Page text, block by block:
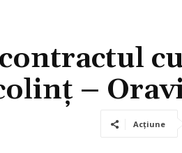
–
Acțiune